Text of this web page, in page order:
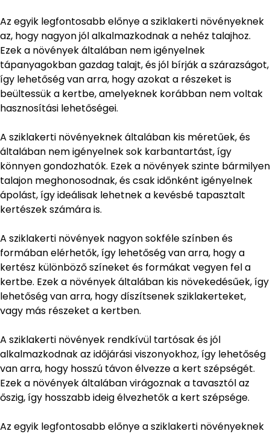
Az egyik legfontosabb előnye a sziklakerti növényeknek
az, hogy nagyon jól alkalmazkodnak a nehéz talajhoz.
Ezek a növények általában nem igényelnek
tápanyagokban gazdag talajt, és jól bírják a szárazságot,
így lehetőség van arra, hogy azokat a részeket is
beültessük a kertbe, amelyeknek korábban nem voltak
hasznosítási lehetőségei.
A sziklakerti növényeknek általában kis méretűek, és
általában nem igényelnek sok karbantartást, így
könnyen gondozhatók. Ezek a növények szinte bármilyen
talajon meghonosodnak, és csak időnként igényelnek
ápolást, így ideálisak lehetnek a kevésbé tapasztalt
kertészek számára is.
A sziklakerti növények nagyon sokféle színben és
formában elérhetők, így lehetőség van arra, hogy a
kertész különböző színeket és formákat vegyen fel a
kertbe. Ezek a növények általában kis növekedésűek, így
lehetőség van arra, hogy díszítsenek sziklakerteket,
vagy más részeket a kertben.
A sziklakerti növények rendkívül tartósak és jól
alkalmazkodnak az időjárási viszonyokhoz, így lehetőség
van arra, hogy hosszú távon élvezze a kert szépségét.
Ezek a növények általában virágoznak a tavasztól az
őszig, így hosszabb ideig élvezhetők a kert szépsége.
Az egyik legfontosabb előnye a sziklakerti növényeknek